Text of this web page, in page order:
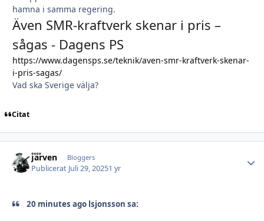
hamna i samma regering.
Även SMR-kraftverk skenar i pris –
sågas - Dagens PS
https://www.dagensps.se/teknik/aven-smr-kraftverk-skenar-
i-pris-sagas/
Vad ska Sverige välja?
Citat
Järven Bloggers
Publicerat Juli 29, 20251 yr
20 minutes ago lsjonsson sa: